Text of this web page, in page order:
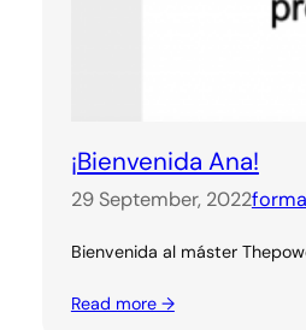
¡Bienvenida Ana!
29 September, 2022
Bienvenida al máster
Read more →